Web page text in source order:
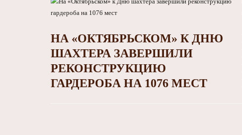
НА «ОКТЯБРЬСКОМ» К ДНЮ
ШАХТЕРА ЗАВЕРШИЛИ
РЕКОНСТРУКЦИЮ
ГАРДЕРОБА НА 1076 МЕСТ